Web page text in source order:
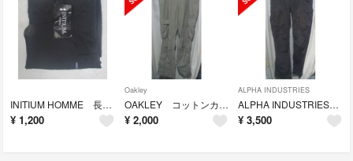
INITIUM HOMME 長袖シャツ M 未使用タグ付き
¥ 1,200
Oakley
OAKLEY コットンカーゴパンツ W34 L32
¥ 2,000
ALPHA INDUSTRIES
ALPHA INDUSTRIES コットンカーゴパンツ XL
¥ 3,500